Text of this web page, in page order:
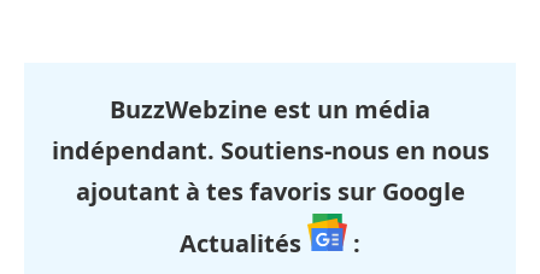
BuzzWebzine est un média
indépendant. Soutiens-nous en nous
ajoutant à tes favoris sur Google
Actualités
: